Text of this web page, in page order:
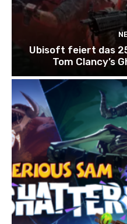
Ubisoft feiert das
Tom Clancy’s